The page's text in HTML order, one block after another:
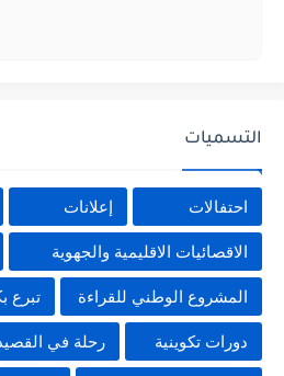
التسميات
احتفالات إعلانات
الاقصائيات الاقليمية والجهوية
المشروع الوطني للقراءة تبرع
دورات تكوينية رحلة في